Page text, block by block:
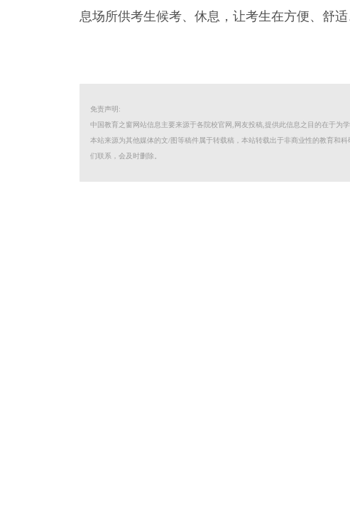
息场所供考生候考、休息，让考生在方便、舒适
免责声明:
中国教育之窗网站信息主要来源于各院校官网,网友投稿,提供此信息之目的在于为
本站来源为其他媒体的文/图等稿件属于转载稿，本站转载出于非商业性的教育和
们联系，会及时删除。